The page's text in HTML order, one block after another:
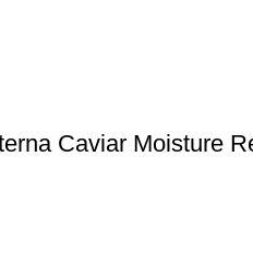
Caviar Moisture